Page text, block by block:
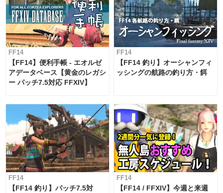
FF14
【FF14】便利手帳 - エオルゼ
アデータベース【黄金のレガシ
ー パッチ7.5対応 FFXIV】
FF14
【FF14 釣り】オーシャンフィ
ッシングの航路の釣り方・餌
FF14
【FF14 釣り】パッチ7.5対
FF14
【FF14 / FFXIV】今週と来週